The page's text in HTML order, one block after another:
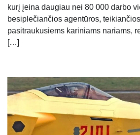
kurį įeina daugiau nei 80 000 darbo
besiplečiančios agentūros,
pasitraukusiems kariniams nariams,
[…]